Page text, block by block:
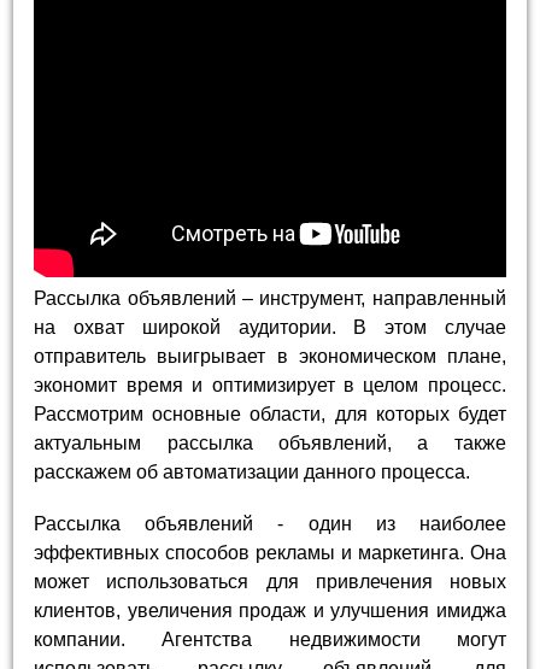
Рассылка объявлений – инструмент, направленный
на охват широкой аудитории. В этом случае
отправитель выигрывает в экономическом плане,
экономит время и оптимизирует в целом процесс.
Рассмотрим основные области, для которых будет
актуальным рассылка объявлений, а также
расскажем об автоматизации данного процесса.
Рассылка объявлений - один из наиболее
эффективных способов рекламы и маркетинга. Она
может использоваться для привлечения новых
клиентов, увеличения продаж и улучшения имиджа
компании. Агентства недвижимости могут